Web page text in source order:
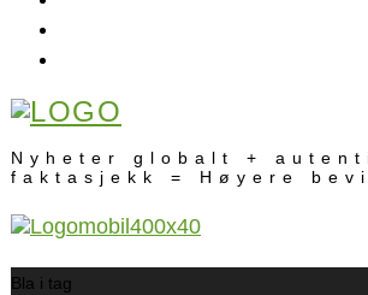
Nyheter globalt +
faktasjekk = Høyere
Bla i tag